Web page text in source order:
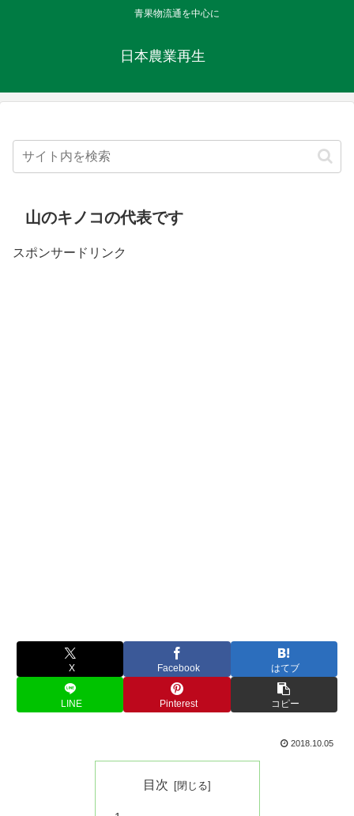
青果物流通を中心に
日本農業再生
山のキノコの代表です
スポンサードリンク
X Facebook はてブ
LINE Pinterest コピー
2018.10.05
目次